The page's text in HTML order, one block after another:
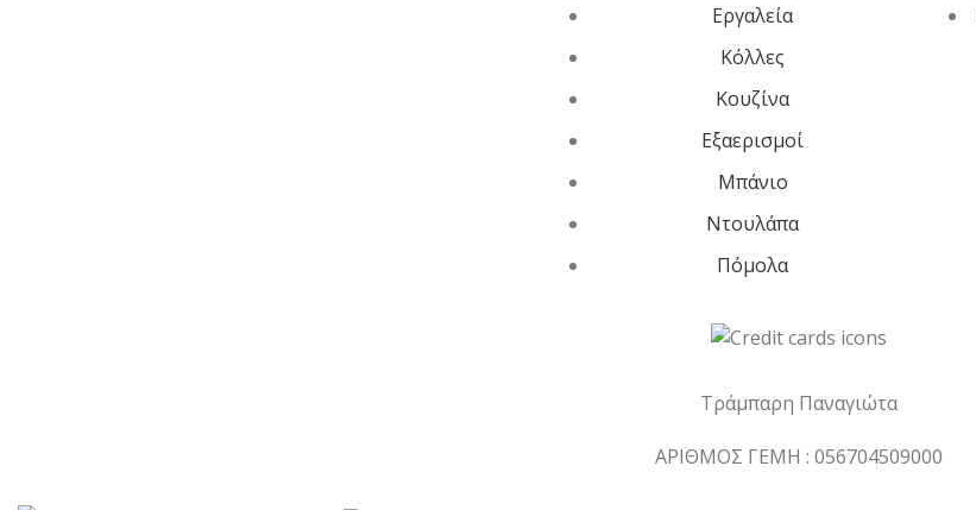
Εργαλεία
Κόλλες
Κουζίνα
Εξαερισμοί
Μπάνιο
Ντουλάπα
Πόμολα
Τράμπαρη Παναγιώτα
ΑΡΙΘΜΟΣ ΓΕΜΗ : 056704509000